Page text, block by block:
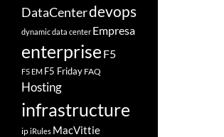
DataCenterdevops
dynamic data center Empresa
enterprise F5
F5 EM F5 Friday FAQ
Hosting
infrastructure
ipiRules MacVittie